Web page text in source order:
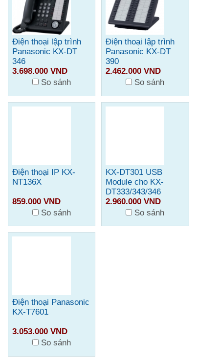
Điện thoại lập trình
Panasonic KX-DT
346
3.698.000 VND
So sánh
Điện thoại lập trình
Panasonic KX-DT
390
2.462.000 VND
So sánh
Điện thoại IP KX-
NT136X
859.000 VND
So sánh
KX-DT301 USB
Module cho KX-
DT333/343/346
2.960.000 VND
So sánh
Điện thoại Panasonic
KX-T7601
3.053.000 VND
So sánh